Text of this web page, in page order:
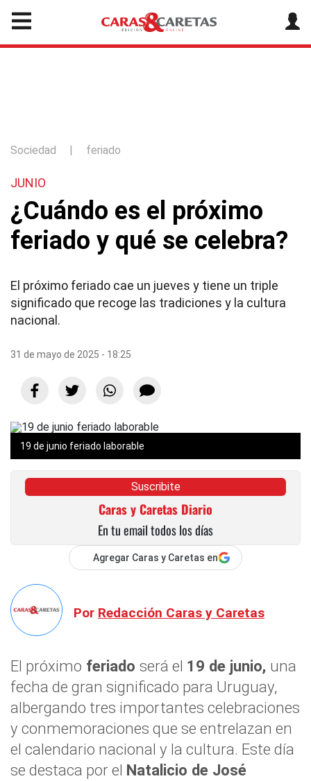
Sociedad | feriado
JUNIO
¿Cuándo es el próximo
feriado y qué se celebra?
El próximo feriado cae un jueves y tiene un triple
significado que recoge las tradiciones y la cultura
nacional.
31 de mayo de 2025 - 18:25
19 de junio feriado laborable
Suscribite
Caras y Caretas Diario
En tu email todos los días
Agregar Caras y Caretas en
Por Redacción Caras y Caretas
El próximo feriado será el 19 de junio, una
fecha de gran significado para Uruguay,
albergando tres importantes celebraciones
y conmemoraciones que se entrelazan en
el calendario nacional y la cultura. Este día
se destaca por el Natalicio de José